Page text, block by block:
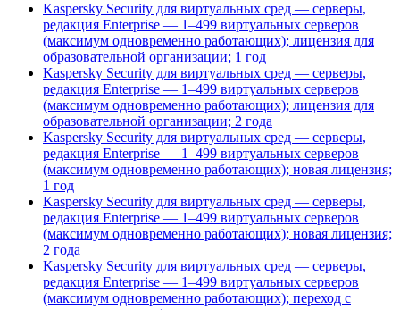
Kaspersky Security для виртуальных сред — серверы,
редакция Enterprise — 1–499 виртуальных серверов
(максимум одновременно работающих); лицензия для
образовательной организации; 1 год
Kaspersky Security для виртуальных сред — серверы,
редакция Enterprise — 1–499 виртуальных серверов
(максимум одновременно работающих); лицензия для
образовательной организации; 2 года
Kaspersky Security для виртуальных сред — серверы,
редакция Enterprise — 1–499 виртуальных серверов
(максимум одновременно работающих); новая лицензия;
1 год
Kaspersky Security для виртуальных сред — серверы,
редакция Enterprise — 1–499 виртуальных серверов
(максимум одновременно работающих); новая лицензия;
2 года
Kaspersky Security для виртуальных сред — серверы,
редакция Enterprise — 1–499 виртуальных серверов
(максимум одновременно работающих); переход с